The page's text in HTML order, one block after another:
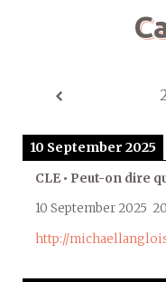
10 September 2025
CLE • Peut-on dire
10 September 2025
http://